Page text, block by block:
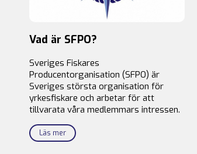
Vad är SFPO?
Sveriges Fiskares
Producentorganisation (SFPO) är
Sveriges största organisation för
yrkesfiskare och arbetar för att
tillvarata våra medlemmars intressen.
Läs mer